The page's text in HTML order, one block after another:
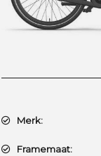
Merk:
Framemaat: